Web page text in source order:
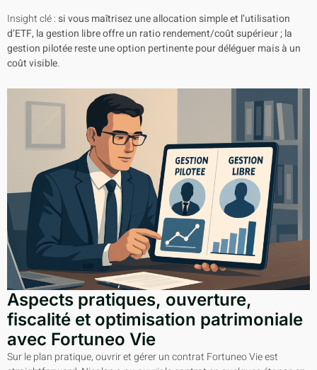
Insight clé :si vous maîtrisez une allocation simple et l’utilisation
d’ETF, la gestion libre offre un ratio rendement/coût supérieur ; la
gestion pilotée reste une option pertinente pour déléguer mais à un
coût visible.
Aspects pratiques, ouverture,
fiscalité et optimisation patrimoniale
avec Fortuneo Vie
Sur le plan pratique, ouvrir et gérer un contrat Fortuneo Vie est